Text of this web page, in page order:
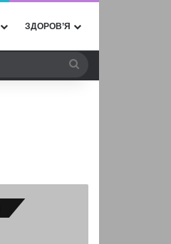
ЗДОРОВ’Я